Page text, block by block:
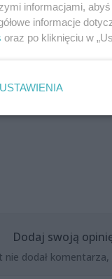
i Stasiowi,
Ziemi!!!
Dodaj swoją
nie dodał
informacjami,
informacje
oraz po kliknięciu w
USTAWIENIA